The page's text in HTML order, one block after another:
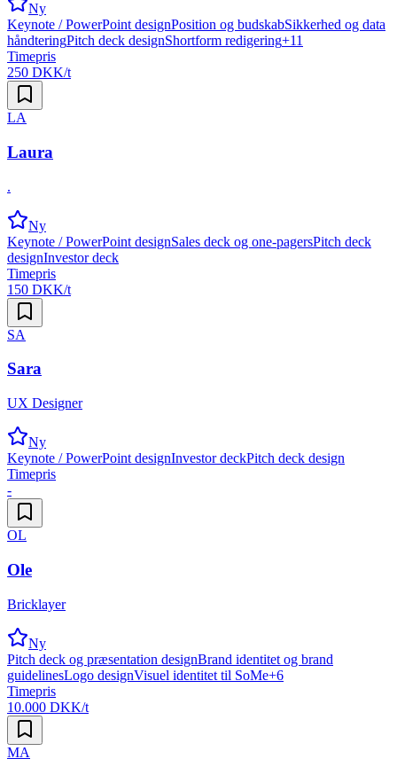
Ny
Keynote / PowerPoint designPosition og budskabSikkerhed og data
håndteringPitch deck designShortform redigering+11
Timepris
250 DKK/t
LA
Laura
.
Ny
Keynote / PowerPoint designSales deck og one-pagersPitch deck
designInvestor deck
Timepris
150 DKK/t
SA
Sara
UX Designer
Ny
Keynote / PowerPoint designInvestor deckPitch deck design
Timepris
-
OL
Ole
Bricklayer
Ny
Pitch deck og præsentation designBrand identitet og brand
guidelinesLogo designVisuel identitet til SoMe+6
Timepris
10.000 DKK/t
MA